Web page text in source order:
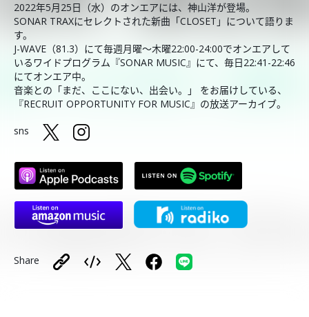
2022年5月25日（水）のオンエアには、神山洋が登場。
SONAR TRAXにセレクトされた新曲「CLOSET」について語りま
す。
J-WAVE（81.3）にて毎週月曜～木曜22:00-24:00でオンエアして
いるワイドプログラム『SONAR MUSIC』にて、毎日22:41-22:46
にてオンエア中。
音楽との「まだ、ここにない、出会い。」 をお届けしている、
『RECRUIT OPPORTUNITY FOR MUSIC』の放送アーカイブ。
sns
Share